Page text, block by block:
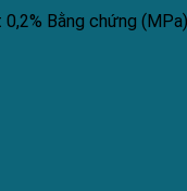
Bằng chứng (MPa)